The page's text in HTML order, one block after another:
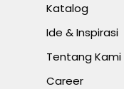
Katalog
Ide & Inspirasi
Tentang Kami
Career